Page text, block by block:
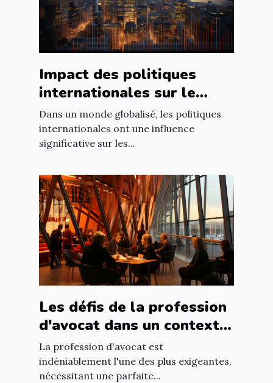
Impact des politiques
internationales sur le
marché immobilier
français
Dans un monde globalisé, les politiques
internationales ont une influence
significative sur les...
Les défis de la profession
d'avocat dans un contexte
international à Nantes
La profession d'avocat est
indéniablement l'une des plus exigeantes,
nécessitant une parfaite...